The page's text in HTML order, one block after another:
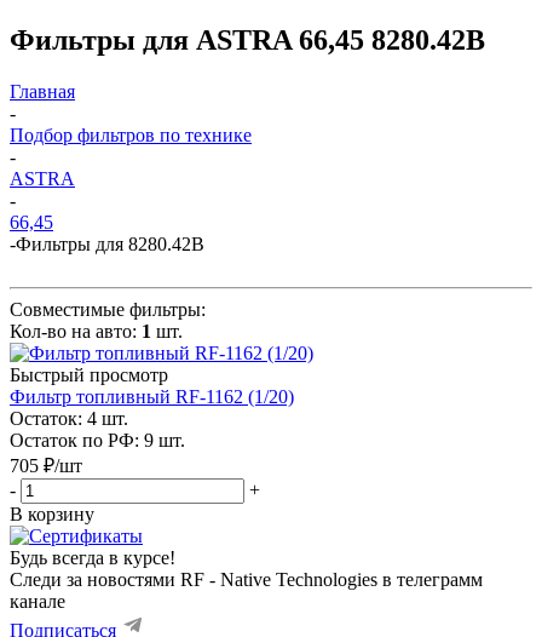
Фильтры для ASTRA 66,45 8280.42B
Главная
-
Подбор фильтров по технике
-
ASTRA
-
66,45
-Фильтры для 8280.42B
Совместимые фильтры:
Кол-во на авто: 1 шт.
Быстрый просмотр
Фильтр топливный RF-1162 (1/20)
Остаток: 4 шт.
Остаток по РФ: 9 шт.
705 ₽/шт
-
+
В корзину
Будь всегда в курсе!
Следи за новостями RF - Native Technologies в телеграмм
канале
Подписаться